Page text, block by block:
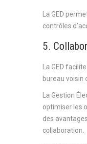
La GED
contrôles
5.
La GED
bureau voisin
La Gestion
optimiser les
des
collaboration.